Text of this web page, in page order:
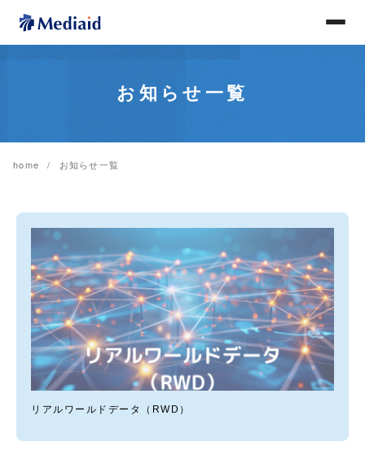
お知らせ一覧
home お知らせ一覧
リアルワールドデータ（RWD）